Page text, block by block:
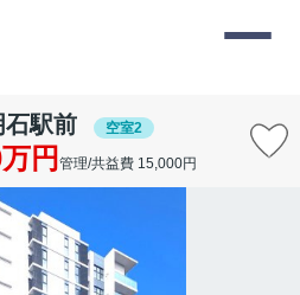
石駅前 空室2
円 管理/共益費 15,000円